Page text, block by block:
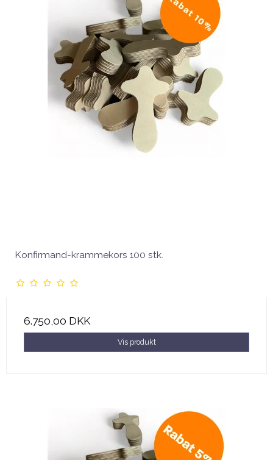
Konfirmand-krammekors 100 stk.
6.750,00 DKK
Vis produkt